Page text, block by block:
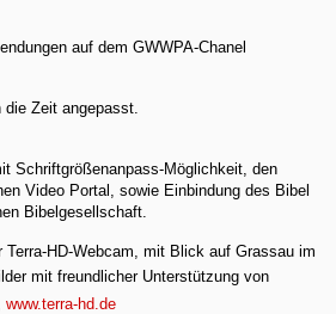
auf dem GWWPA-Chanel
Zeit angepasst.
Schriftgrößenanpass-Möglichkeit, den
Video Portal, sowie Einbindung des Bibel
Bibelgesellschaft.
Terra-HD-Webcam, mit Blick auf Grassau im
mit freundlicher Unterstützung von
www.terra-hd.de